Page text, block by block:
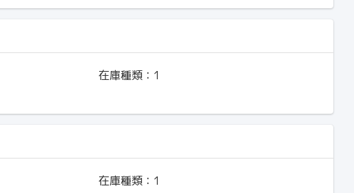
在庫種類： 1
在庫種類： 1